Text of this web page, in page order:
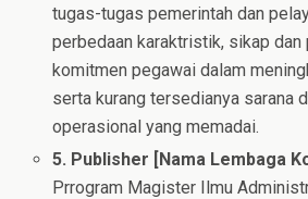
tugas-tugas pemerintah dan
perbedaan karaktristik, sikap
komitmen pegawai dalam
serta kurang tersedianya sarana
operasional yang memadai.
5. Publisher [Nama Lembaga
Prrogram Magister Ilmu